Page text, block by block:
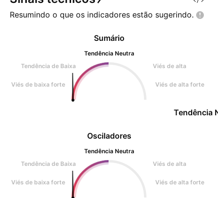
Resumindo o que os indicadores estão sugerindo.
Osciladores
Tendência Neutra
Tendência de Baixa
Viés de alta
Viés de baixa forte Viés de alta forte
Sumário
Tendência Neutra
Tendência de Baixa
Viés de alta
Viés de baixa forte Viés de alta forte
Tendência